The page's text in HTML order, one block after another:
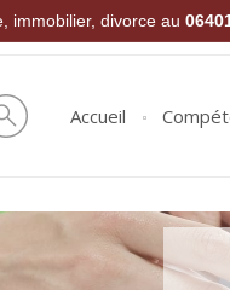
immobilier, divorce au
Accueil